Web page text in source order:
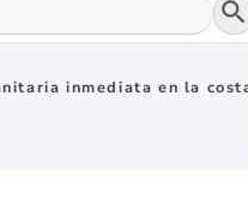
inmediata en la